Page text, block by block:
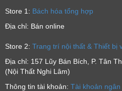
Store 1: Bách hóa tổng hợp
Địa chỉ: Bán online
Store 2: Trang trí nội thất & Thiết bị
Địa chỉ: 157 Lũy Bán Bích, P. Tân
(Nội Thất Nghi Lâm)
Thông tin tài khoản: Tài khoản ngân